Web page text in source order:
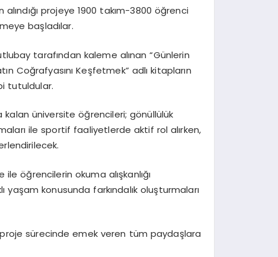
alındığı projeye 1900 takım-3800 öğrenci
başladılar.
tarafından kaleme alınan “Günlerin
Coğrafyasını Keşfetmek” adlı kitapların
tutuldular.
kalan üniversite öğrencileri; gönüllülük
ile sportif faaliyetlerde aktif rol alırken,
öğrencilerin okuma alışkanlığı
yaşam konusunda farkındalık oluşturmaları
proje sürecinde emek veren tüm paydaşlara